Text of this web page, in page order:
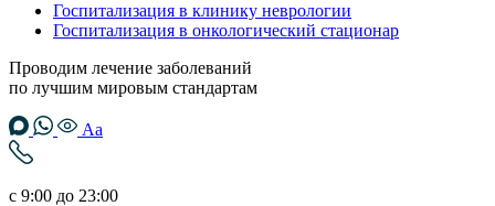
Госпитализация в клинику неврологии
Госпитализация в онкологический стационар
Проводим лечение заболеваний
по лучшим мировым стандартам
Аа
с 9:00 до 23:00